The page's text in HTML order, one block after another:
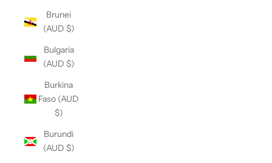
Brunei
(AUD $)
Bulgaria
(AUD $)
Burkina
Faso (AUD
$)
Burundi
(AUD $)